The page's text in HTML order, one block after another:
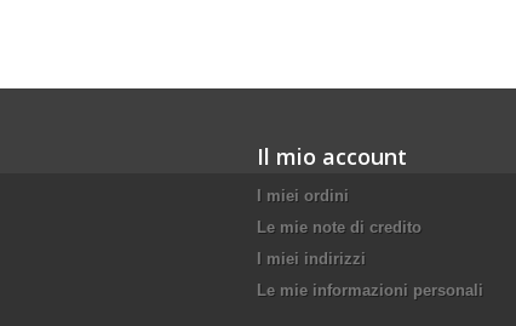
Il mio account
I miei ordini
Le mie note di credito
I miei indirizzi
Le mie informazioni personali